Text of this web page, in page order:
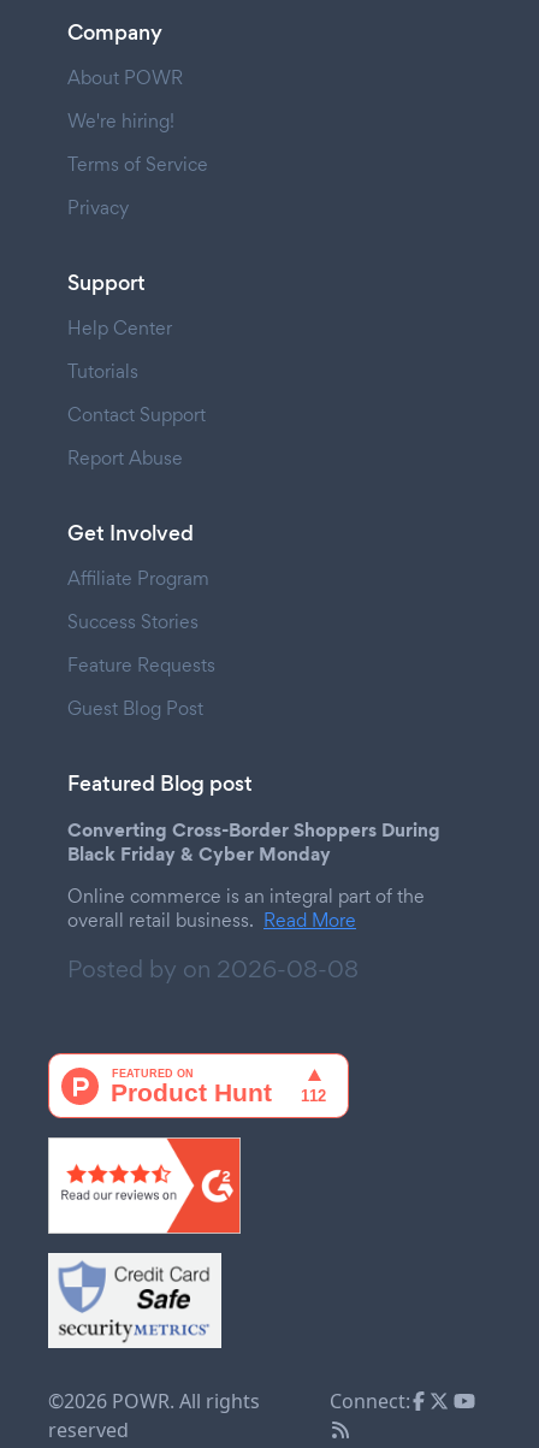
Company
About POWR
We're hiring!
Terms of Service
Privacy
Support
Help Center
Tutorials
Contact Support
Report Abuse
Get Involved
Affiliate Program
Success Stories
Feature Requests
Guest Blog Post
Featured Blog post
Converting Cross-Border Shoppers During
Black Friday & Cyber Monday
Online commerce is an integral part of the
overall retail business. Read More
Posted by on 2026-08-08
©2026 POWR. All rights
reserved
Connect: